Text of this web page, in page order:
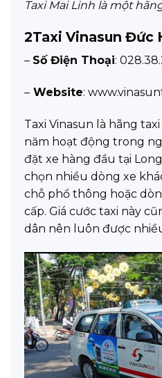
Taxi Mai Linh là một
2Taxi Vinasun Đức
– Số Điện Thoại:
– Website:
Taxi Vinasun là hãng
năm hoạt động trong
đặt xe hàng đầu tại
chọn nhiều dòng xe
chỗ phổ thông hoặc
cấp. Giá cước taxi này
dân nên luôn được